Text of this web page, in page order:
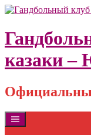
Skip
content
казаки